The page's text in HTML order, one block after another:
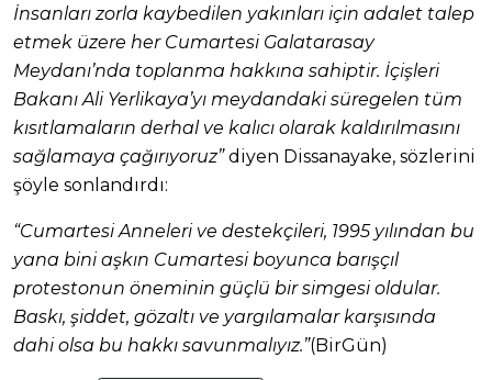
İnsanları zorla kaybedilen yakınları için adalet talep
etmek üzere her Cumartesi Galatarasay
Meydanı’nda toplanma hakkına sahiptir. İçişleri
Bakanı Ali Yerlikaya’yı meydandaki süregelen tüm
kısıtlamaların derhal ve kalıcı olarak kaldırılmasını
sağlamaya çağırıyoruz”diyen Dissanayake, sözlerini
şöyle sonlandırdı:
“Cumartesi Anneleri ve destekçileri, 1995 yılından bu
yana bini aşkın Cumartesi boyunca barışçıl
protestonun öneminin güçlü bir simgesi oldular.
Baskı, şiddet, gözaltı ve yargılamalar karşısında
dahi olsa bu hakkı savunmalıyız.”(BirGün)